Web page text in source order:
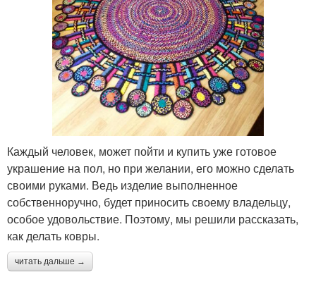
Каждый человек, может пойти и купить уже готовое
украшение на пол, но при желании, его можно сделать
своими руками. Ведь изделие выполненное
собственноручно, будет приносить своему владельцу,
особое удовольствие. Поэтому, мы решили рассказать,
как делать ковры.
читать дальше →